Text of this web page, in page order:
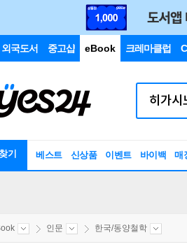
외국도서 중고샵 eBook 크레마클럽
기 베스트 신상품 이벤트 바이백 매
인문 한국/동양철학